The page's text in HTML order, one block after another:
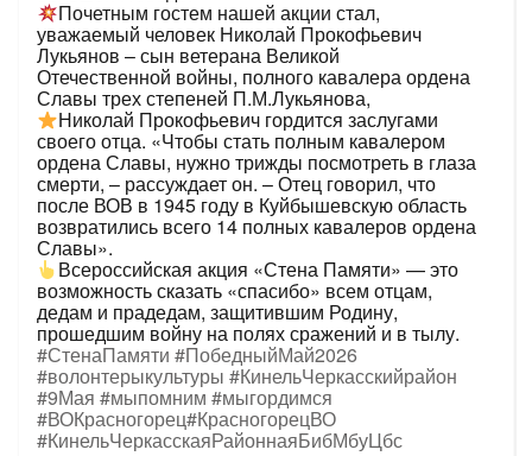
Почетным гостем нашей акции стал,
уважаемый человек Николай Прокофьевич
Лукьянов – сын ветерана Великой
Отечественной войны, полного кавалера ордена
Славы трех степеней П.М.Лукьянова,
Николай Прокофьевич гордится заслугами
своего отца. «Чтобы стать полным кавалером
ордена Славы, нужно трижды посмотреть в глаза
смерти, – рассуждает он. – Отец говорил, что
после ВОВ в 1945 году в Куйбышевскую область
возвратились всего 14 полных кавалеров ордена
Славы».
Всероссийская акция «Стена Памяти» — это
возможность сказать «спасибо» всем отцам,
дедам и прадедам, защитившим Родину,
прошедшим войну на полях сражений и в тылу.
#СтенаПамяти #ПобедныйМай2026
#волонтерыкультуры #КинельЧеркасскийрайон
#9Мая #мыпомним #мыгордимся
#ВОКрасногорец#КрасногорецВО
#КинельЧеркасскаяРайоннаяБибМбуЦбс